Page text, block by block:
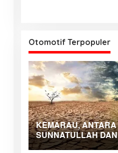
Otomotif Terpopuler
KEMARAU, ANTARA
SUNNATULLAH DAN
MUHASABAH